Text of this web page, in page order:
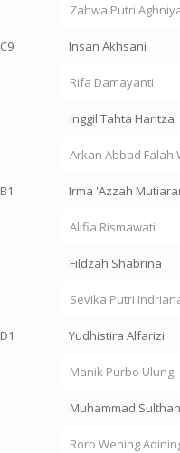
Zahwa Putri
C9 Insan Akhsani
Rifa Damayanti
Inggil Tahta Haritza
Arkan Abbad Falah
B1 Irma 'Azzah
Alifia Rismawati
Fildzah Shabrina
Sevika Putri
D1 Yudhistira Alfarizi
Manik Purbo Ulung
Muhammad
Roro Wening